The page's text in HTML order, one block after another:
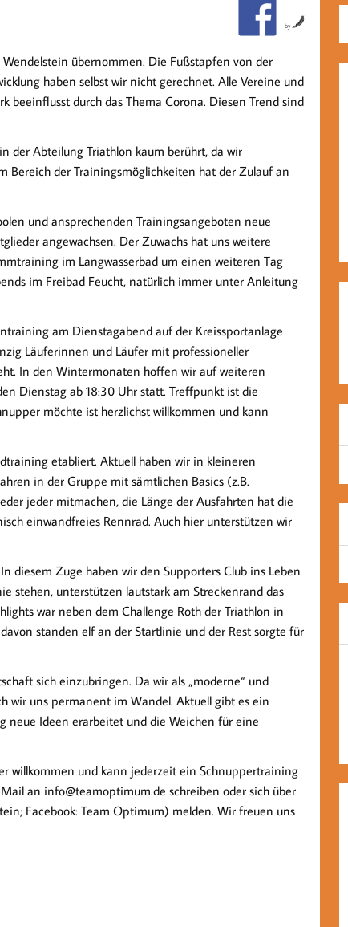
by
übernommen. Die Fußstapfen von der
haben selbst wir nicht gerechnet. Alle Vereine und
durch das Thema Corona. Diesen Trend sind
der Abteilung Triathlon kaum berührt, da wir
der Trainingsmöglichkeiten hat der Zulauf an
und ansprechenden Trainingsangeboten neue
angewachsen. Der Zuwachs hat uns weitere
im Langwasserbad um einen weiteren Tag
im Freibad Feucht, natürlich immer unter Anleitung
am Dienstagabend auf der Kreissportanlage
Läuferinnen und Läufer mit professioneller
In den Wintermonaten hoffen wir auf weiteren
Dienstag ab 18:30 Uhr statt. Treffpunkt ist die
möchte ist herzlichst willkommen und kann
etabliert. Aktuell haben wir in kleineren
in der Gruppe mit sämtlichen Basics (z.B.
jeder mitmachen, die Länge der Ausfahrten hat die
einwandfreies Rennrad. Auch hier unterstützen wir
diesem Zuge haben wir den Supporters Club ins Leben
stehen, unterstützen lautstark am Streckenrand das
war neben dem Challenge Roth der Triathlon in
standen elf an der Startlinie und der Rest sorgte für
sich einzubringen. Da wir als „moderne“ und
wir uns permanent im Wandel. Aktuell gibt es ein
neue Ideen erarbeitet und die Weichen für eine
willkommen und kann jederzeit ein Schnuppertraining
an ​info@teamoptimum.de schreiben oder sich über
Facebook: Team Optimum) melden. Wir freuen uns